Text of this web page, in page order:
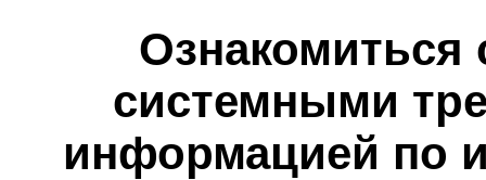
Ознакомиться
системными
информацией по